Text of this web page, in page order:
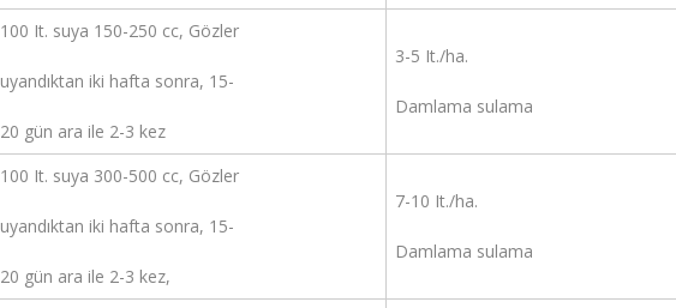
100 It. suya 150-250 cc, Gözler
uyandıktan iki hafta sonra, 15-
20 gün ara ile 2-3 kez
3-5 It./ha.
Damlama sulama
100 It. suya 300-500 cc, Gözler
uyandıktan iki hafta sonra, 15-
20 gün ara ile 2-3 kez,
7-10 It./ha.
Damlama sulama